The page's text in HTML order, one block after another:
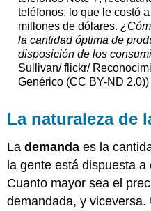
teléfonos, lo que le costó
millones de dólares.
la cantidad óptima de
disposición de los
Sullivan/ flickr/
Genérico (CC BY-ND 2.0))
La naturaleza de
Lademanda es la
la gente está dispuesta
Cuanto mayor sea el
demandada, y